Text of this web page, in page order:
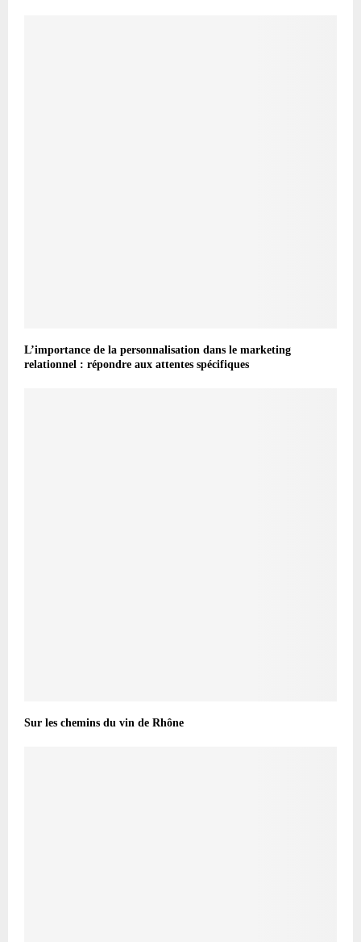
L’importance de la personnalisation dans le marketing
relationnel : répondre aux attentes spécifiques
Sur les chemins du vin de Rhône